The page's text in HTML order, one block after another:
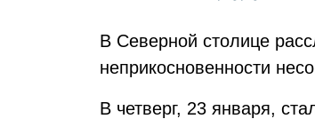
В Северной столице
неприкосновенности
В четверг, 23 января,